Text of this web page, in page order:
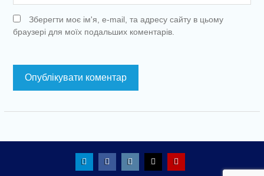
Зберегти моє ім'я, e-mail, та адресу сайту в цьому
браузері для моїх подальших коментарів.